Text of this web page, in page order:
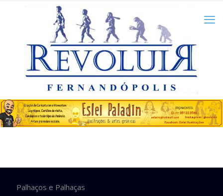
Palhaços e Palhaças